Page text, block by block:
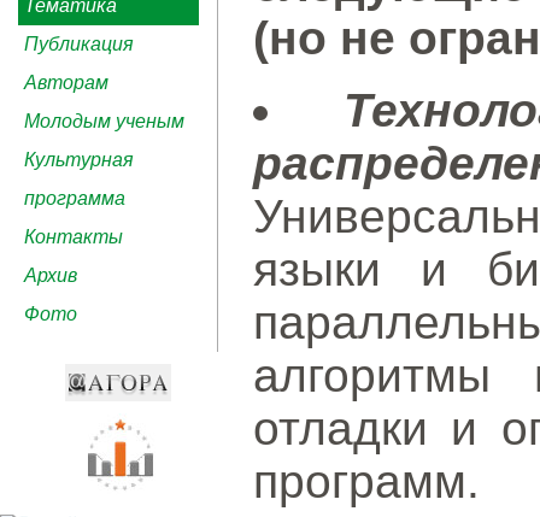
Тематика
Публикация
Авторам
Молодым ученым
Культурная
программа
Контакты
Архив
Фото
(но не
языки и
алгоритмы
отладки и
программ.